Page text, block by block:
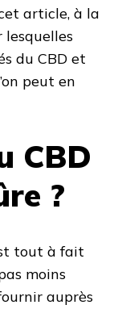
article, à la
lesquelles
du CBD et
peut en
CBD
?
tout à fait
moins
auprès